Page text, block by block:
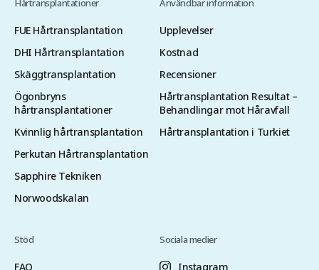
Hårtransplantationer
FUE Hårtransplantation
DHI Hårtransplantation
Skäggtransplantation
Ögonbryns
hårtransplantationer
Kvinnlig hårtransplantation
Perkutan Hårtransplantation
Sapphire Tekniken
Norwoodskalan
Användbar information
Upplevelser
Kostnad
Recensioner
Hårtransplantation Resultat –
Behandlingar mot Håravfall
Hårtransplantation i Turkiet
Stöd
FAQ
Sociala medier
Instagram